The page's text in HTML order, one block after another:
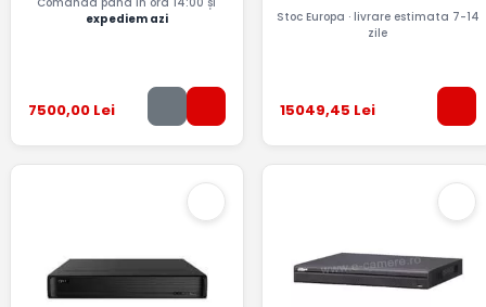
expediem azi
7500,00 Lei
Stoc Europa · livrare estimata 7-14
zile
15049,45 Lei